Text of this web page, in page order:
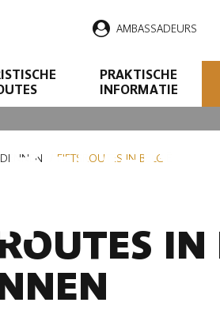
AMBASSADEURS
PRAKTISCHE
INFORMATIE
FIETSROUTES IN BELGIË
IN